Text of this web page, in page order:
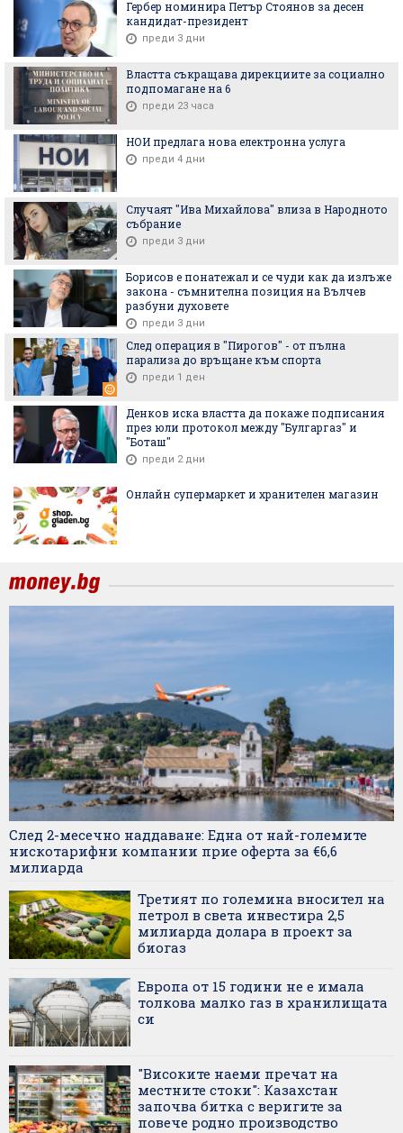
Гербер номинира Петър Стоянов за десен
кандидат-президент
преди 3 дни
Властта съкращава дирекциите за социално
подпомагане на 6
преди 23 часа
НОИ предлага нова електронна услуга
преди 4 дни
Случаят "Ива Михайлова" влиза в Народното
събрание
преди 3 дни
Борисов е понатежал и се чуди как да излъже
закона - съмнителна позиция на Вълчев
разбуни духовете
преди 3 дни
След операция в "Пирогов" - от пълна
парализа до връщане към спорта
преди 1 ден
Денков иска властта да покаже подписания
през юли протокол между "Булгаргаз" и
"Боташ"
преди 2 дни
Онлайн супермаркет и хранителен магазин
След 2-месечно наддаване: Една от най-големите
нискотарифни компании прие оферта за €6,6
милиарда
Третият по големина вносител на
петрол в света инвестира 2,5
милиарда долара в проект за
биогаз
Европа от 15 години не е имала
толкова малко газ в хранилищата
си
"Високите наеми пречат на
местните стоки": Казахстан
започва битка с веригите за
повече родно производство